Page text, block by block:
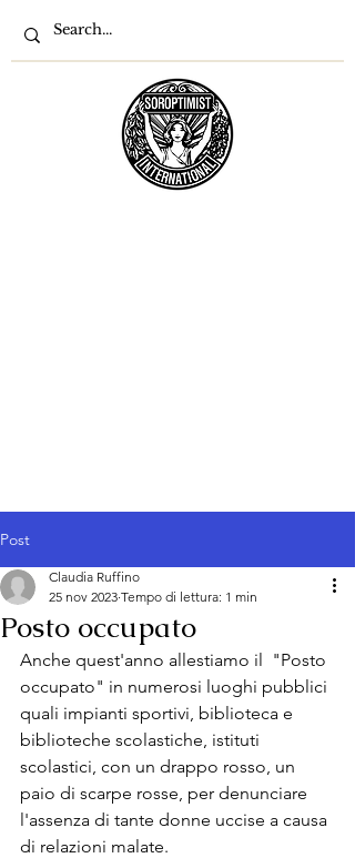
Post
Posto occupato
Claudia Ruffino
25 nov 2023 Tempo di lettura: 1 min
Anche quest'anno allestiamo il  "Posto
occupato" in numerosi luoghi pubblici
quali impianti sportivi, biblioteca e
biblioteche scolastiche, istituti
scolastici, con un drappo rosso, un
paio di scarpe rosse, per denunciare
l'assenza di tante donne uccise a causa
di relazioni malate.